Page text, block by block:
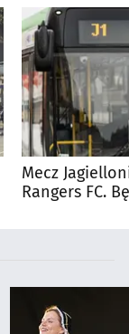
Mecz
Rangers FC.